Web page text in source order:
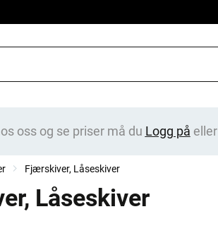
oss og se priser må du Logg på eller
Fjærskiver, Låseskiver
Låseskiver